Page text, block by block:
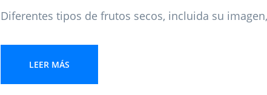
Diferentes tipos de frutos secos, incluida su
LEER MÁS